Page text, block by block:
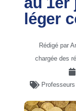
léger
Rédigé par
chargée des